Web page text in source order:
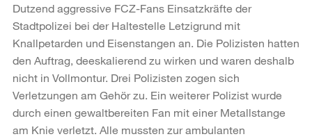
Dutzend aggressive FCZ-Fans Einsatzkräfte der
Stadtpolizei bei der Haltestelle Letzigrund mit
Knallpetarden und Eisenstangen an. Die Polizisten hatten
den Auftrag, deeskalierend zu wirken und waren deshalb
nicht in Vollmontur. Drei Polizisten zogen sich
Verletzungen am Gehör zu. Ein weiterer Polizist wurde
durch einen gewaltbereiten Fan mit einer Metallstange
am Knie verletzt. Alle mussten zur ambulanten